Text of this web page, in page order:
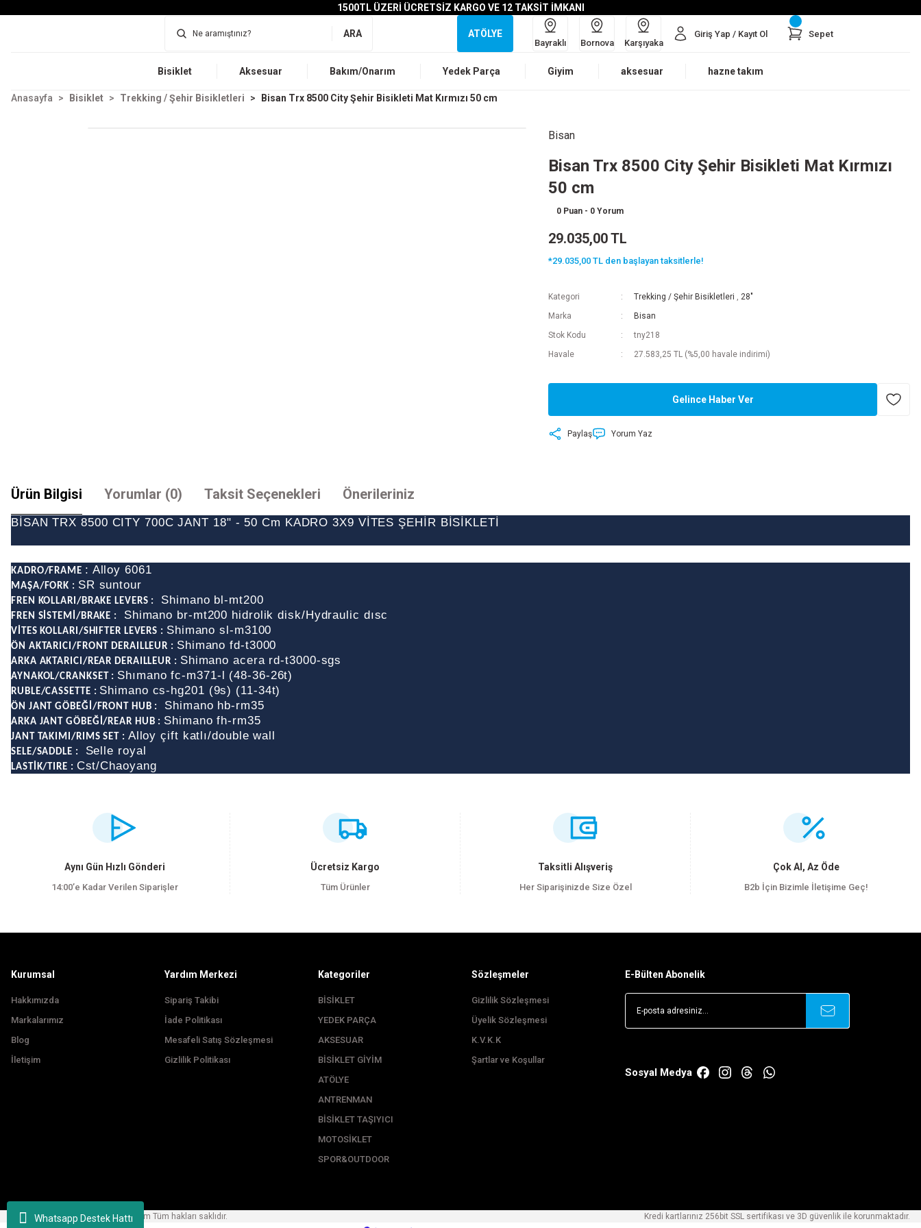
Whatsapp Destek Hattı
1500TL ÜZERİ ÜCRETSİZ KARGO VE 12 TAKSİT İMKANI
ARA ATÖLYE
Bayraklı Bornova Karşıyaka
Giriş Yap / Kayıt Ol Sepet
Bisiklet Aksesuar Bakım/Onarım Yedek Parça Giyim aksesuar hazne takım
Anasayfa Bisiklet Trekking / Şehir Bisikletleri Bisan Trx 8500 City Şehir Bisikleti Mat Kırmızı 50 cm
Bisan
Bisan Trx 8500 City Şehir Bisikleti Mat Kırmızı
50 cm
0 Puan - 0 Yorum
29.035,00 TL
*29.035,00 TL den başlayan taksitlerle!
Kategori Trekking / Şehir Bisikletleri , 28"
Marka
Bisan
Stok Kodu
tny218
Havale
27.583,25 TL (%5,00 havale indirimi)
Gelince Haber Ver
Paylaş Yorum Yaz
Ürün Bilgisi Yorumlar (0) Taksit Seçenekleri Önerileriniz
BİSAN TRX 8500 CITY 700C JANT 18" - 50 Cm KADRO 3X9 VİTES ŞEHİR BİSİKLETİ
KADRO/FRAME : Alloy 6061
MAŞA/FORK : SR suntour
FREN KOLLARI/BRAKE LEVERS : Shimano bl-mt200
FREN SİSTEMİ/BRAKE : Shimano br-mt200 hidrolik disk/Hydraulic dısc
VİTES KOLLARI/SHIFTER LEVERS : Shimano sl-m3100
ÖN AKTARICI/FRONT DERAILLEUR : Shimano fd-t3000
ARKA AKTARICI/REAR DERAILLEUR : Shimano acera rd-t3000-sgs
AYNAKOL/CRANKSET : Shımano fc-m371-l (48-36-26t)
RUBLE/CASSETTE : Shimano cs-hg201 (9s) (11-34t)
ÖN JANT GÖBEĞİ/FRONT HUB : Shimano hb-rm35
ARKA JANT GÖBEĞİ/REAR HUB : Shimano fh-rm35
JANT TAKIMI/RIMS SET : Alloy çift katlı/double wall
SELE/SADDLE : Selle royal
LASTİK/TIRE : Cst/Chaoyang
Görüş ve önerileriniz için teşekkür ederiz.
Ürün açıklamasında eksik bilgiler bulunuyor.
Ürün bilgilerinde hatalar bulunuyor.
Aynı Gün Hızlı Gönderi
14:00’e Kadar Verilen Siparişler
Ücretsiz Kargo
Tüm Ürünler
Taksitli Alışveriş
Her Siparişinizde Size Özel
Çok Al, Az Öde
B2b İçin Bizimle İletişime Geç!
Kurumsal
Hakkımızda
Markalarımız
Blog
İletişim
Yardım Merkezi
Sipariş Takibi
İade Politikası
Mesafeli Satış Sözleşmesi
Gizlilik Politikası
Kategoriler
BİSİKLET
YEDEK PARÇA
AKSESUAR
BİSİKLET GİYİM
ATÖLYE
ANTRENMAN
BİSİKLET TAŞIYICI
MOTOSİKLET
SPOR&OUTDOOR
Sözleşmeler
Gizlilik Sözleşmesi
Üyelik Sözleşmesi
K.V.K.K
Şartlar ve Koşullar
E-Bülten Abonelik
Sosyal Medya
Copyright © 2024, korfezbisiklet.com Tüm hakları saklıdır.
Kredi kartlarınız 256bit SSL sertifikası ve 3D güvenlik ile korunmaktadır.